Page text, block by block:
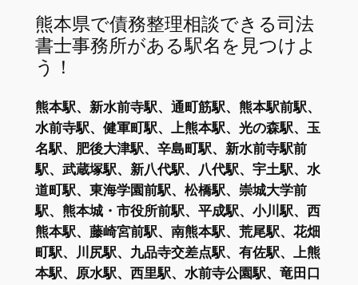
熊本県で債務整理相談できる司法
書士事務所がある駅名を見つけよ
う！
熊本駅、新水前寺駅、通町筋駅、熊本駅前駅、
水前寺駅、健軍町駅、上熊本駅、光の森駅、玉
名駅、肥後大津駅、辛島町駅、新水前寺駅前
駅、武蔵塚駅、新八代駅、八代駅、宇土駅、水
道町駅、東海学園前駅、松橋駅、崇城大学前
駅、熊本城・市役所前駅、平成駅、小川駅、西
熊本駅、藤崎宮前駅、南熊本駅、荒尾駅、花畑
町駅、川尻駅、九品寺交差点駅、有佐駅、上熊
本駅、原水駅、西里駅、水前寺公園駅、竜田口